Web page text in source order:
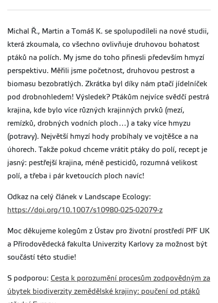
Michal Ř., Martin a Tomáš K. se spolupodíleli na nové studii,
která zkoumala, co všechno ovlivňuje druhovou bohatost
ptáků na polích. My jsme do toho přinesli především hmyzí
perspektivu. Měřili jsme početnost, druhovou pestrost a
biomasu bezobratlých. Zkrátka byl díky nám ptačí jídelníček
pod drobnohledem! Výsledek? Ptákům nejvíce svědčí pestrá
krajina, kde bylo více různých krajinných prvků (mezí,
remízků, drobných vodních ploch…) a taky více hmyzu
(potravy). Největší hmyzí hody probíhaly ve vojtěšce a na
úhorech. Takže pokud chceme vrátit ptáky do polí, recept je
jasný: pestřejší krajina, méně pesticidů, rozumná velikost
polí, a třeba i pár kvetoucích ploch navíc!
Odkaz na celý článek v Landscape Ecology:
https://doi.org/10.1007/s10980-025-02079-z
Moc děkujeme kolegům z Ústav pro životní prostředí PřF UK
a Přírodovědecká fakulta Univerzity Karlovy za možnost být
součástí této studie!
S podporou: Cesta k porozumění procesům zodpovědným za
úbytek biodiverzity zemědělské krajiny: poučení od ptáků